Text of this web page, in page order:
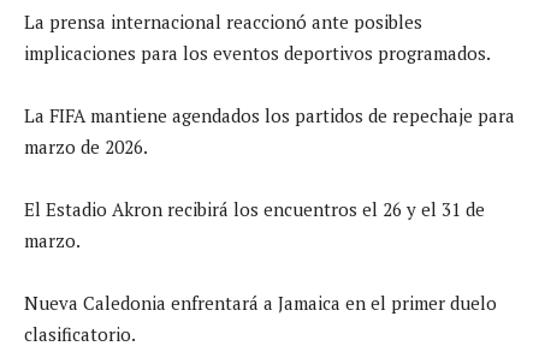
La prensa internacional reaccionó ante posibles
implicaciones para los eventos deportivos programados.
La FIFA mantiene agendados los partidos de repechaje para
marzo de 2026.
El Estadio Akron recibirá los encuentros el 26 y el 31 de
marzo.
Nueva Caledonia enfrentará a Jamaica en el primer duelo
clasificatorio.